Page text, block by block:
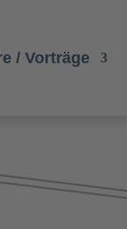
/ Vorträge